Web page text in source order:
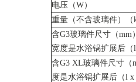
电压（W）
重量（不含玻璃件）（
含G3玻璃件尺寸（mm
宽度是水浴锅扩展后
含G3 XL玻璃件尺寸（
度是水浴锅扩展后（l x